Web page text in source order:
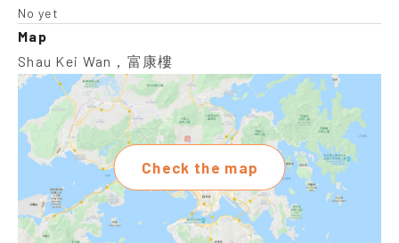
No yet
Map
Shau Kei Wan，富康樓
Check the map